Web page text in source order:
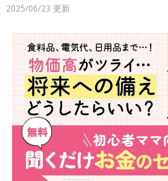
2025/06/23 更新